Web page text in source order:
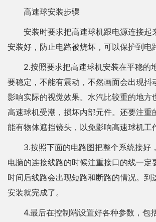
高速球安装步骤
安装时要求把高速球机跟电源连接起
安装好，防止电路被烧坏，可以保护到电
2.按照要求把高速球机安装在平稳的
要稳定，不能有震动，不然画面会出现抖
影响实际的视觉效果。水汽比较重的地方
高速球机受潮，损坏内部元件。还要注重
能有物体遮挡镜头，以免影响高速球机工
3.按照下面的电路图把整个系统接好
电脑的连接线路的时候注重接口的线一定
时间后线路会出现短路和断路的情况。到
安装就完成了。
4.最后在控制端设置好各种参数，包